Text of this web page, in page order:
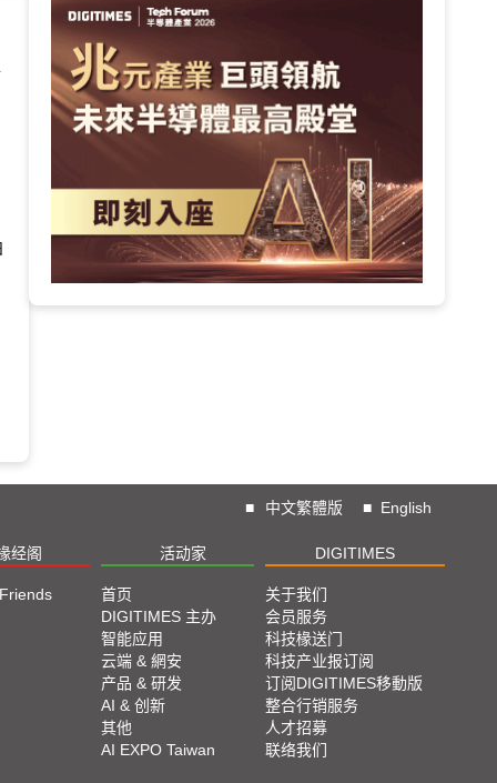
■ 中文繁體版 ■ English
经阁 活动家 DIGITIMES
首页
DIGITIMES 主办
智能应用
云端 & 網安
产品 & 研发
AI & 创新
其他
AI EXPO Taiwan
关于我们
会员服务
科技椽送门
科技产业报订阅
订阅DIGITIMES移動版
整合行销服务
人才招募
联络我们